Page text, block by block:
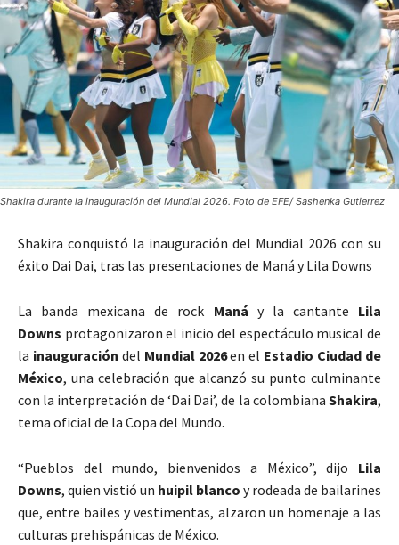
Shakira durante la inauguración del Mundial 2026. Foto de EFE/ Sashenka Gutierrez
Shakira conquistó la inauguración del Mundial 2026 con su
éxito Dai Dai, tras las presentaciones de Maná y Lila Downs
La banda mexicana de rock Maná y la cantante Lila
Downs protagonizaron el inicio del espectáculo musical de
la inauguración del Mundial 2026en el Estadio Ciudad de
México, una celebración que alcanzó su punto culminante
con la interpretación de ‘Dai Dai’, de la colombiana Shakira,
tema oficial de la Copa del Mundo.
“Pueblos del mundo, bienvenidos a México”, dijo Lila
Downs, quien vistió un huipil blanco y rodeada de bailarines
que, entre bailes y vestimentas, alzaron un homenaje a las
culturas prehispánicas de México.